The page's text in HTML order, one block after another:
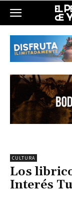
CULTURA
Los
Interés